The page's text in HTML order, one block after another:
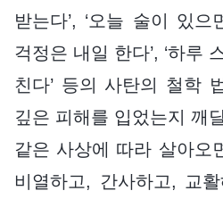
받는다’, ‘오늘 술이 있
걱정은 내일 한다’, ‘하루
친다’ 등의 사탄의 철학
깊은 피해를 입었는지 깨
같은 사상에 따라 살아오
비열하고, 간사하고, 교